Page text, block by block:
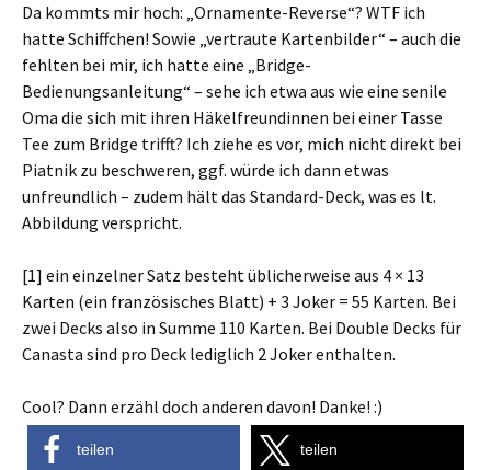
Da kommts mir hoch: „Ornamente-Reverse“? WTF ich
hatte Schiffchen! Sowie „vertraute Kartenbilder“ – auch die
fehlten bei mir, ich hatte eine „Bridge-
Bedienungsanleitung“ – sehe ich etwa aus wie eine senile
Oma die sich mit ihren Häkelfreundinnen bei einer Tasse
Tee zum Bridge trifft? Ich ziehe es vor, mich nicht direkt bei
Piatnik zu beschweren, ggf. würde ich dann etwas
unfreundlich – zudem hält das Standard-Deck, was es lt.
Abbildung verspricht.
[1] ein einzelner Satz besteht üblicherweise aus 4 × 13
Karten (ein französisches Blatt) + 3 Joker = 55 Karten. Bei
zwei Decks also in Summe 110 Karten. Bei Double Decks für
Canasta sind pro Deck lediglich 2 Joker enthalten.
Cool? Dann erzähl doch anderen davon! Danke! :)
teilen teilen